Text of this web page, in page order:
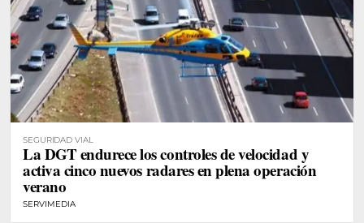
SEGURIDAD VIAL
La DGT endurece los controles de velocidad y
activa cinco nuevos radares en plena operación
verano
SERVIMEDIA